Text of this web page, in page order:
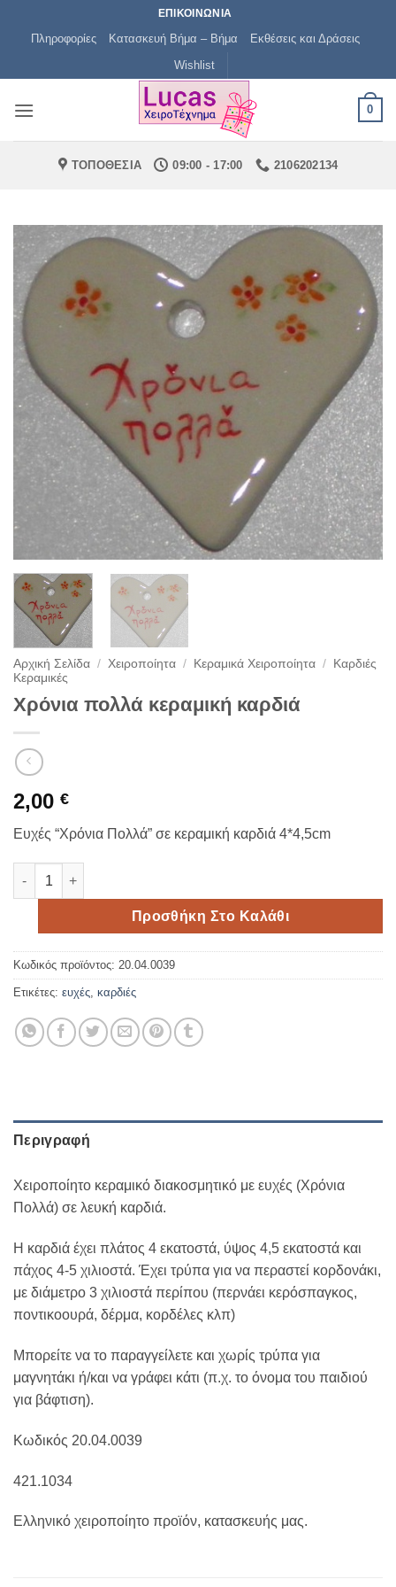
ΕΠΙΚΟΙΝΩΝΙΑ
Πληροφορίες Κατασκευή Βήμα – Βήμα
Εκθέσεις και Δράσεις
Wishlist
0
ΤΟΠΟΘΕΣΙΑ 09:00 - 17:00 2106202134
Αρχική Σελίδα / Χειροποίητα / Κεραμικά Χειροποίητα /
Καρδιές
Κεραμικές
Χρόνια πολλά κεραμική καρδιά
2,00 €
Ευχές “Χρόνια Πολλά” σε κεραμική καρδιά 4*4,5cm
Χρόνια πολλά κεραμική καρδιά ποσότητα
Προσθήκη Στο Καλάθι
Κωδικός προϊόντος: 20.04.0039
Ετικέτες: ευχές, καρδιές
Περιγραφή
Χειροποίητο κεραμικό διακοσμητικό με ευχές (Χρόνια
Πολλά) σε λευκή καρδιά.
Η καρδιά έχει πλάτος 4 εκατοστά, ύψος 4,5 εκατοστά και
πάχος 4-5 χιλιοστά. Έχει τρύπα για να περαστεί κορδονάκι,
με διάμετρο 3 χιλιοστά περίπου (περνάει κερόσπαγκος,
ποντικοουρά, δέρμα, κορδέλες κλπ)
Μπορείτε να το παραγγείλετε και χωρίς τρύπα για
μαγνητάκι ή/και να γράφει κάτι (π.χ. το όνομα του παιδιού
για βάφτιση).
Κωδικός 20.04.0039
421.1034
Ελληνικό χειροποίητο προϊόν, κατασκευής μας.